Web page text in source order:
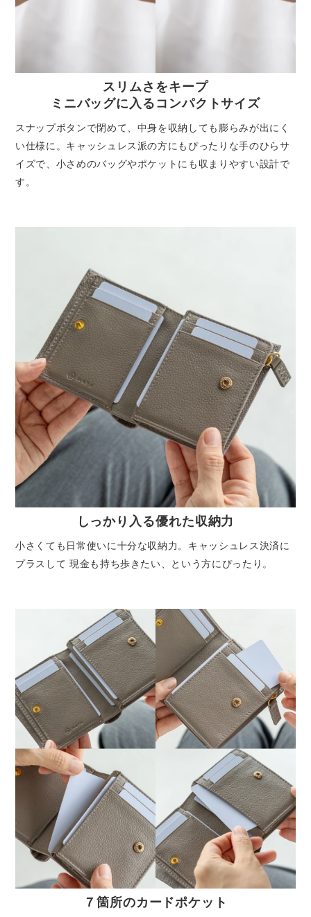
スリムさをキープ
ミニバッグに入るコンパクトサイズ
スナップボタンで閉めて、中身を収納しても膨らみが出にく
い仕様に。キャッシュレス派の方にもぴったりな手のひらサ
イズで、小さめのバッグやポケットにも収まりやすい設計で
す。
しっかり入る優れた収納力
小さくても日常使いに十分な収納力。キャッシュレス決済に
プラスして 現金も持ち歩きたい、という方にぴったり。
７箇所のカードポケット